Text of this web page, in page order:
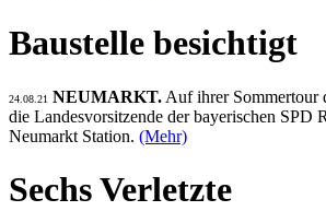
Baustelle besichtigt
24.08.21 NEUMARKT. Auf ihrer Sommertour
die Landesvorsitzende der bayerischen SPD
Neumarkt Station. (Mehr)
Sechs Verletzte